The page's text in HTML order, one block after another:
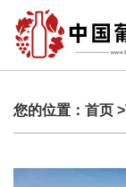
您的位置： 首页